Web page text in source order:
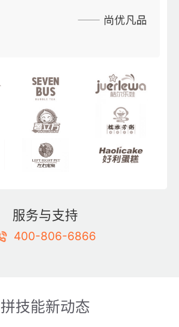
服务与支持
400-806-6866
拼技能新动态